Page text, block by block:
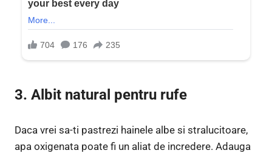
3. Albit natural pentru rufe
Daca vrei sa-ti pastrezi hainele albe si stralucitoare,
apa oxigenata poate fi un aliat de incredere. Adauga